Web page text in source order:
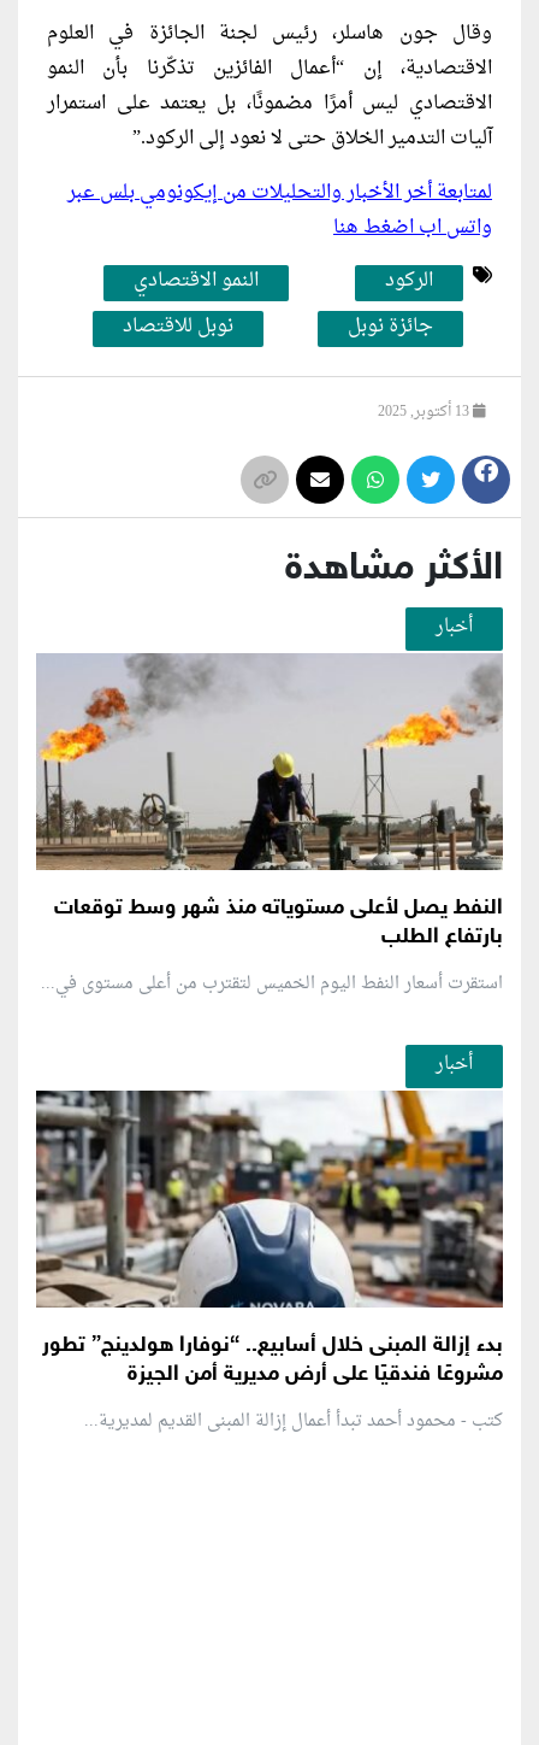
وقال جون هاسلر، رئيس لجنة الجائزة في العلوم
الاقتصادية، إن “أعمال الفائزين تذكّرنا بأن النمو
الاقتصادي ليس أمرًا مضمونًا، بل يعتمد على استمرار
آليات التدمير الخلاق حتى لا نعود إلى الركود.”
لمتابعة أخر الأخبار والتحليلات من إيكونومي بلس عبر
واتس اب اضغط هنا
الركود
النمو الاقتصادي
جائزة نوبل
نوبل للاقتصاد
الأكثر مشاهدة
أخبار
النفط يصل لأعلى مستوياته منذ شهر وسط توقعات
بارتفاع الطلب
استقرت أسعار النفط اليوم الخميس لتقترب من أعلى مستوى في...
أخبار
بدء إزالة المبنى خلال أسابيع.. “نوفارا هولدينج” تطور
مشروعًا فندقيًا على أرض مديرية أمن الجيزة
كتب - محمود أحمد تبدأ أعمال إزالة المبنى القديم لمديرية...